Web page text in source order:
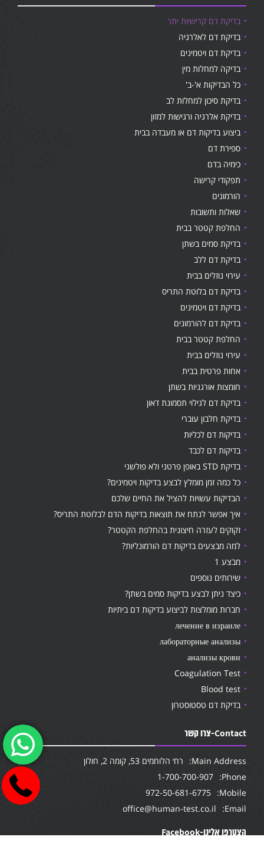
בדיקת דם קרישיות יתר
בדיקת דם לאלרגיה
בדיקת דם ויטמינים
בדיקה למחלות מין
כל הבדיקות א'-ב'
בדיקת סיכון למחלות לב
בדיקת אלרגיה ורגישות למזון
ביצוע בדיקות דם או מעבדה בבית
ספירת דם
כימיה בדם
תפקודי קרישה
הורמונים
שאלות ותשובות
החלפת קטטר בבית
בדיקת סמים בשתן
בדיקת דם ללב
עירוי נוזלים בבית
בדיקת דם בלוטת התריס
בדיקת דם ויטמינים
בדיקת דם להורמונים
החלפת קטטר בבית
עירוי נוזלים בבית
אחות פרטית בבית
חומצות אורגניות בשתן
בדיקת דם לגילוי תסמונת דאון
בדיקת חלבון עוברי
בדיקות דם לכליות
בדיקות דם לכבד
בדיקת STD באופן פרטני ולא פולשני
כל כמה זמן מומלץ לבצע בדיקות ויטמינים?
הבדיקות עשויות להציל את החיים שלכם
איך אפשר לנתח את תוצאות בדיקות הדם לבלוטת התריס?
זקוקים לעזרה חיצונית בהחלפת הקטטר?
למה מבצעים בדיקות דם הורמונליות?
מבצע 1
שירותים נוספים
כיצד ניתן לבצע בדיקות סמים בשתן?
חברות מומלצות לביצוע בדיקות דם ביתיות
лечение в израиле
лабораторные анализы
анализы крови
Coagulation Test
Blood test
בדיקת דם טסטוסטרון
Contact-צרו קשר
Main Address:
רח׳ הלוחמים 53, קומה 2, חולון
Phone:
1-700-700-907
Mobile:
972-50-681-6775
Email:
office@human-test.co.il
הצטרפו אלינו-Facebook